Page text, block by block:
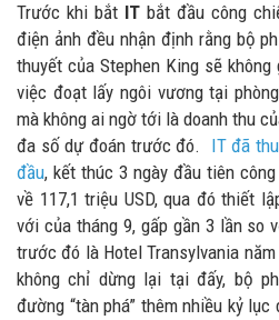
Trước khi bắt IT bắt đầu công
điện ảnh đều nhận định rằng bộ
thuyết của Stephen King sẽ
việc đoạt lấy ngôi vương tại
mà không ai ngờ tới là doanh thu
đa số dự đoán trước đó. IT đã
đầu, kết thúc 3 ngày đầu tiên
về 117,1 triệu USD, qua đó thiết
với của tháng 9, gấp gần 3 lần so
trước đó là Hotel Transylvania
không chỉ dừng lại tại đấy, bộ
đường “tàn phá” thêm nhiều kỷ